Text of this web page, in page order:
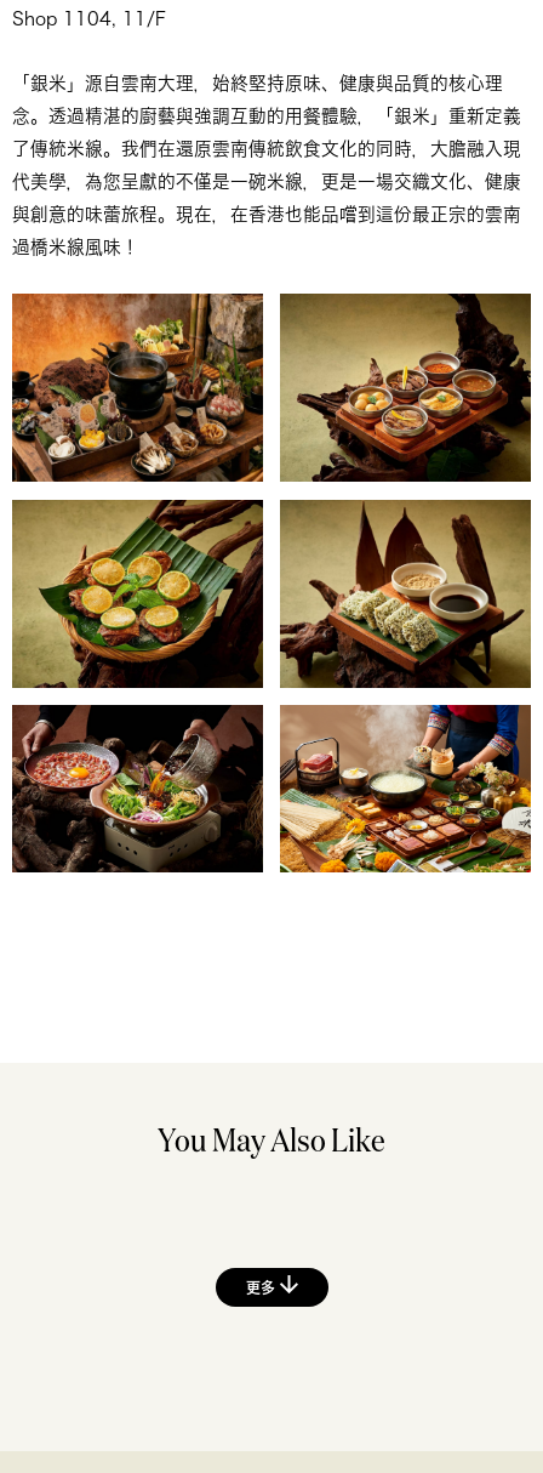
Shop 1104, 11/F
「銀米」源自雲南大理，始終堅持原味、健康與品質的核心理
念。透過精湛的廚藝與強調互動的用餐體驗，「銀米」重新定義
了傳統米線。我們在還原雲南傳統飲食文化的同時，大膽融入現
代美學，為您呈獻的不僅是一碗米線，更是一場交織文化、健康
與創意的味蕾旅程。現在，在香港也能品嚐到這份最正宗的雲南
過橋米線風味！
You May Also Like
更多